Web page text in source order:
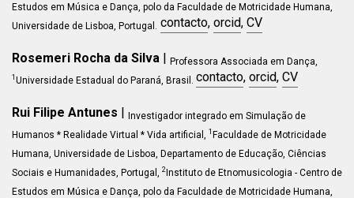
Estudos em Música e Dança, polo da Faculdade de Motricidade Humana,
Universidade de Lisboa, Portugal. contacto, orcid, CV
Rosemeri Rocha da Silva | Professora Associada em Dança,
1 Universidade Estadual do Paraná, Brasil. contacto, orcid, CV
Rui Filipe Antunes | Investigador integrado em Simulação de
Humanos * Realidade Virtual * Vida artificial , 1 Faculdade de Motricidade
Humana, Universidade de Lisboa, Departamento de Educação, Ciências
Sociais e Humanidades, Portugal, 2Instituto de Etnomusicologia - Centro de
Estudos em Música e Dança, polo da Faculdade de Motricidade Humana,